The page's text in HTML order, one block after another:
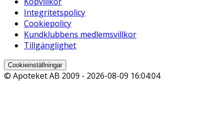
Integritetspolicy
Cookiepolicy
Kundklubbens medlemsvillkor
Tillgänglighet
Cookieinställningar
© Apoteket AB 2009 - 2026-08-09 16:04:04